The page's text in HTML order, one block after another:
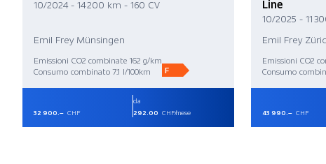
10/2024 - 14 200 km - 160 CV
Emil Frey Münsingen
Emissioni CO2 combinate 162 g/km
Consumo combinato 7.1 l/100km
F
32 900.– CHF
da
292.00 CHF/mese
Line
10/2025 - 11
Emil Frey
Emissioni CO2
Consumo
43 990.– CHF